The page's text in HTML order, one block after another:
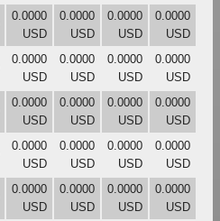
0.0000
USD
0.0000
USD
0.0000
USD
0.0000
USD
0.0000
USD
0.0000
USD
0.0000
USD
0.0000
USD
0.0000
USD
0.0000
USD
0.0000
USD
0.0000
USD
0.0000
USD
0.0000
USD
0.0000
USD
0.0000
USD
0.0000
USD
0.0000
USD
0.0000
USD
0.0000
USD